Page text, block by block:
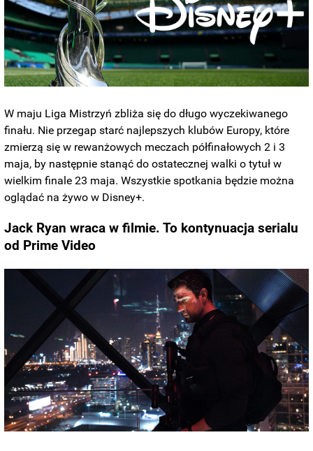
W maju Liga Mistrzyń zbliża się do długo wyczekiwanego
finału. Nie przegap starć najlepszych klubów Europy, które
zmierzą się w rewanżowych meczach półfinałowych 2 i 3
maja, by następnie stanąć do ostatecznej walki o tytuł w
wielkim finale 23 maja. Wszystkie spotkania będzie można
oglądać na żywo w Disney+.
Jack Ryan wraca w filmie. To kontynuacja serialu
od Prime Video